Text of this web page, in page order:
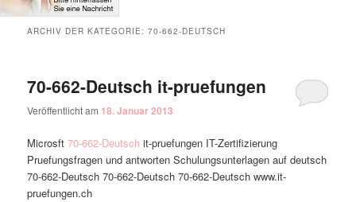
ARCHIV DER KATEGORIE:70-662-DEUTSCH
70-662-Deutsch it-pruefungen
Veröffentlicht am 18. Januar 2013
Microsft70-662-Deutsch it-pruefungen IT-Zertifizierung
Pruefungsfragen und antworten Schulungsunterlagen auf deutsch
70-662-Deutsch 70-662-Deutsch 70-662-Deutsch www.it-
pruefungen.ch